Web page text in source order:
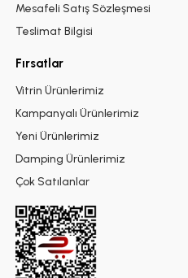
Mesafeli Satış Sözleşmesi
Teslimat Bilgisi
Fırsatlar
Vitrin Ürünlerimiz
Kampanyalı Ürünlerimiz
Yeni Ürünlerimiz
Damping Ürünlerimiz
Çok Satılanlar